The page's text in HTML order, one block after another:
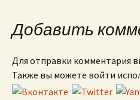
Добавить
Для отправки комментария
Также вы можете войти